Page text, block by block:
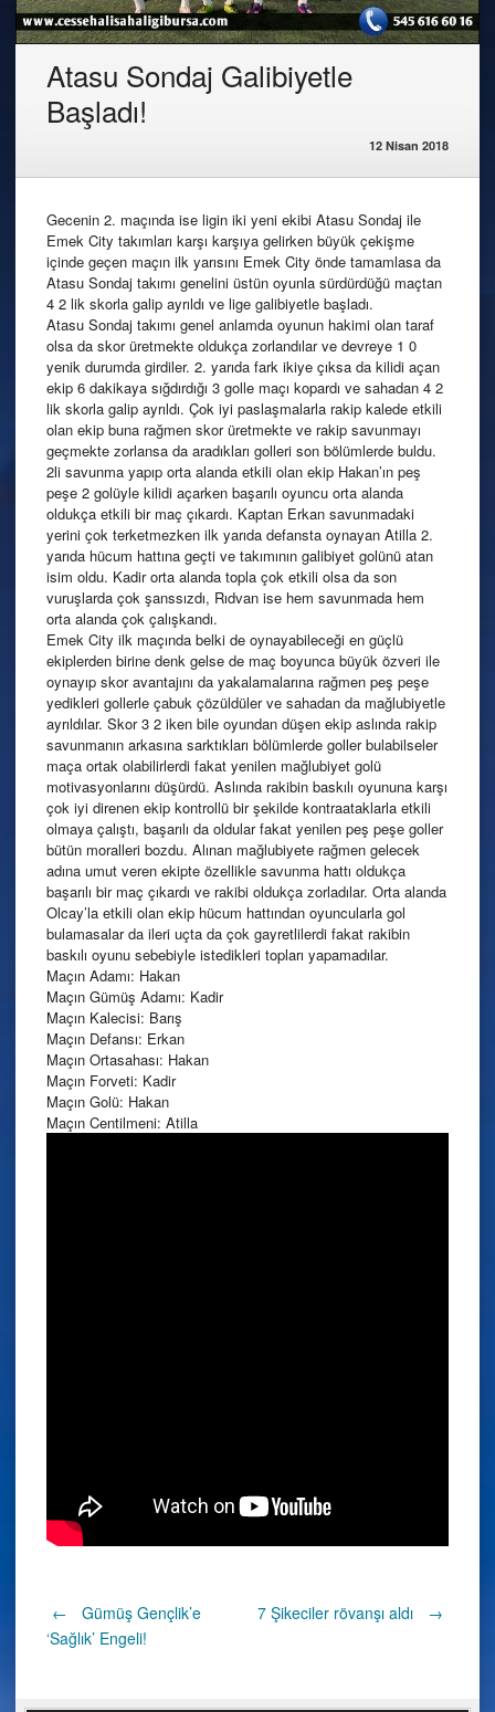
Atasu Sondaj Galibiyetle
Başladı!
12 Nisan 2018
Gecenin 2. maçında ise ligin iki yeni ekibi Atasu Sondaj ile
Emek City takımları karşı karşıya gelirken büyük çekişme
içinde geçen maçın ilk yarısını Emek City önde tamamlasa da
Atasu Sondaj takımı genelini üstün oyunla sürdürdüğü maçtan
4 2 lik skorla galip ayrıldı ve lige galibiyetle başladı.
Atasu Sondaj takımı genel anlamda oyunun hakimi olan taraf
olsa da skor üretmekte oldukça zorlandılar ve devreye 1 0
yenik durumda girdiler. 2. yarıda fark ikiye çıksa da kilidi açan
ekip 6 dakikaya sığdırdığı 3 golle maçı kopardı ve sahadan 4 2
lik skorla galip ayrıldı. Çok iyi paslaşmalarla rakip kalede etkili
olan ekip buna rağmen skor üretmekte ve rakip savunmayı
geçmekte zorlansa da aradıkları golleri son bölümlerde buldu.
2li savunma yapıp orta alanda etkili olan ekip Hakan’ın peş
peşe 2 golüyle kilidi açarken başarılı oyuncu orta alanda
oldukça etkili bir maç çıkardı. Kaptan Erkan savunmadaki
yerini çok terketmezken ilk yarıda defansta oynayan Atilla 2.
yarıda hücum hattına geçti ve takımının galibiyet golünü atan
isim oldu. Kadir orta alanda topla çok etkili olsa da son
vuruşlarda çok şanssızdı, Rıdvan ise hem savunmada hem
orta alanda çok çalışkandı.
Emek City ilk maçında belki de oynayabileceği en güçlü
ekiplerden birine denk gelse de maç boyunca büyük özveri ile
oynayıp skor avantajını da yakalamalarına rağmen peş peşe
yedikleri gollerle çabuk çözüldüler ve sahadan da mağlubiyetle
ayrıldılar. Skor 3 2 iken bile oyundan düşen ekip aslında rakip
savunmanın arkasına sarktıkları bölümlerde goller bulabilseler
maça ortak olabilirlerdi fakat yenilen mağlubiyet golü
motivasyonlarını düşürdü. Aslında rakibin baskılı oyununa karşı
çok iyi direnen ekip kontrollü bir şekilde kontraataklarla etkili
olmaya çalıştı, başarılı da oldular fakat yenilen peş peşe goller
bütün moralleri bozdu. Alınan mağlubiyete rağmen gelecek
adına umut veren ekipte özellikle savunma hattı oldukça
başarılı bir maç çıkardı ve rakibi oldukça zorladılar. Orta alanda
Olcay’la etkili olan ekip hücum hattından oyuncularla gol
bulamasalar da ileri uçta da çok gayretlilerdi fakat rakibin
baskılı oyunu sebebiyle istedikleri topları yapamadılar.
Maçın Adamı: Hakan
Maçın Gümüş Adamı: Kadir
Maçın Kalecisi: Barış
Maçın Defansı: Erkan
Maçın Ortasahası: Hakan
Maçın Forveti: Kadir
Maçın Golü: Hakan
Maçın Centilmeni: Atilla
Post
←
Gümüş Gençlik’e
‘Sağlık’ Engeli!
7 Şikeciler rövanşı aldı →